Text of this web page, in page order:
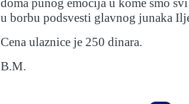
doma punog emocija u kome smo
u borbu podsvesti glavnog junaka
Cena ulaznice je 250 dinara.
B.M.